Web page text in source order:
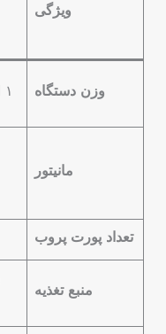
ویژگی
وزن دستگاه ۱ الی ۶ کیلوگرم
مانیتور
تعداد پورت پروب
منبع تغذیه